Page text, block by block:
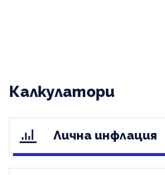
Калкулатори
Лична инфлация